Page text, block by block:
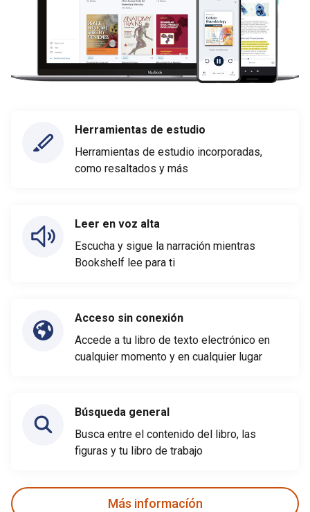
Herramientas de estudio
Herramientas de estudio incorporadas,
como resaltados y más
Leer en voz alta
Escucha y sigue la narración mientras
Bookshelf lee para ti
Acceso sin conexión
Accede a tu libro de texto electrónico en
cualquier momento y en cualquier lugar
Búsqueda general
Busca entre el contenido del libro, las
figuras y tu libro de trabajo
Más informacíón